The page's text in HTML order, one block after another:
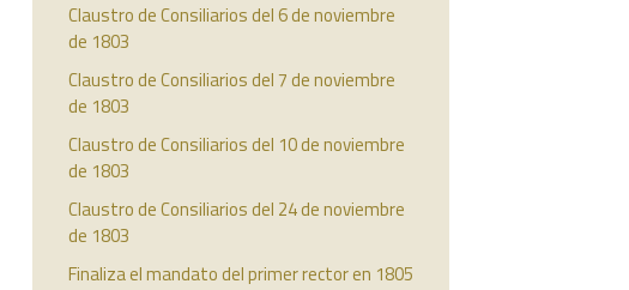
Claustro de Consiliarios del 6 de noviembre
de 1803
Claustro de Consiliarios del 7 de noviembre
de 1803
Claustro de Consiliarios del 10 de noviembre
de 1803
Claustro de Consiliarios del 24 de noviembre
de 1803
Finaliza el mandato del primer rector en 1805